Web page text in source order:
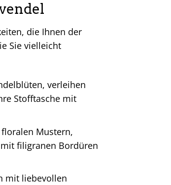
die Ihnen der
Sie vielleicht
verleihen
Stofftasche mit
Mustern,
filigranen Bordüren
mit liebevollen